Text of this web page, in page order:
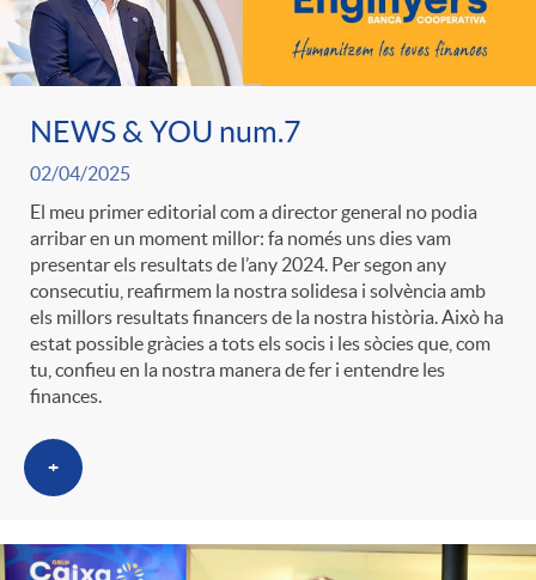
r
e
n
s
a
r
e
s
a
F
i
l
t
r
o
o
n
t
i
n
g
u
NEWS & YOU num.7
02/04/2025
El meu primer editorial com a director general no podia
arribar en un moment millor: fa només uns dies vam
presentar els resultats de l’any 2024. Per segon any
consecutiu, reafirmem la nostra solidesa i solvència amb
els millors resultats financers de la nostra història. Això ha
estat possible gràcies a tots els socis i les sòcies que, com
tu, confieu en la nostra manera de fer i entendre les
finances.
+